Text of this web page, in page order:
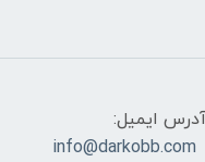
ایمیل:
info@darkobb.com